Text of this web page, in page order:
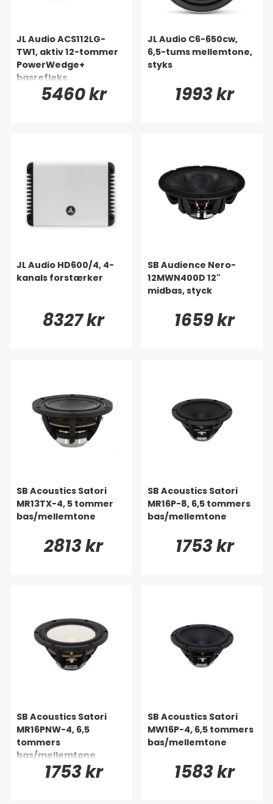
JL Audio ACS112LG-
TW1, aktiv 12-tommer
PowerWedge+
basrefleks
5460 kr
JL Audio C6-650cw,
6,5-tums mellemtone,
styks
1993 kr
JL Audio HD600/4, 4-
kanals forstærker
8327 kr
SB Audience Nero-
12MWN400D 12"
midbas, styck
1659 kr
SB Acoustics Satori
MR13TX-4, 5 tommer
bas/mellemtone
2813 kr
SB Acoustics Satori
MR16P-8, 6,5 tommers
bas/mellemtone
1753 kr
SB Acoustics Satori
MR16PNW-4, 6,5
tommers
bas/mellemtone
1753 kr
SB Acoustics Satori
MW16P-4, 6,5 tommers
bas/mellemtone
1583 kr